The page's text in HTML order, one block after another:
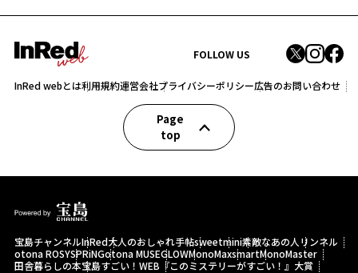
FOLLOW US
InRed webとは利用規約運営会社プライバシーポリシー広告のお問い合わせ
Page
top
宝島チャンネルInRed大人のおしゃれ手帖sweetmini素敵なあの人 リンネル
otona ROSYSPRiNGotona MUSEGLOWMonoMaxsmartMonoMaster
田舎暮らしの本宝島すごい！WEB 『このミステリーがすごい！』大賞